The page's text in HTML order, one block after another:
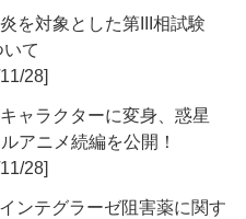
を対象とした第III相試験
て
28]
ャラクターに変身、惑星
アニメ続編を公開！
28]
ンテグラーゼ阻害薬に関す